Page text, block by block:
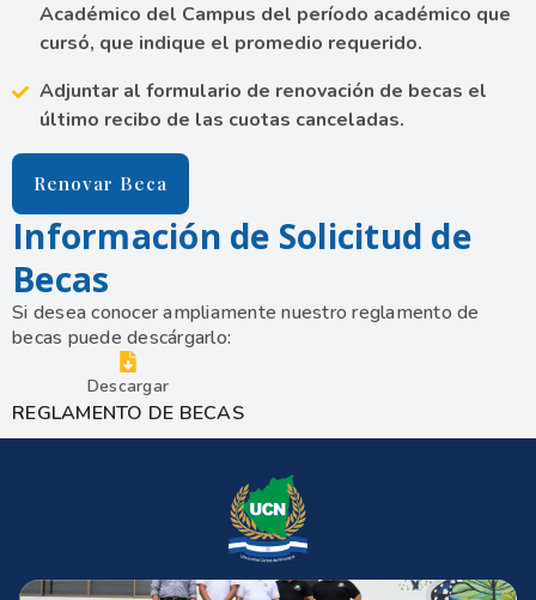
Académico del Campus del período académico que
cursó, que indique el promedio requerido.
Adjuntar al formulario de renovación de becas el
último recibo de las cuotas canceladas.
Renovar Beca
Información de Solicitud de
Becas
Si desea conocer ampliamente nuestro reglamento de
becas puede descárgarlo:
Descargar
REGLAMENTO DE BECAS